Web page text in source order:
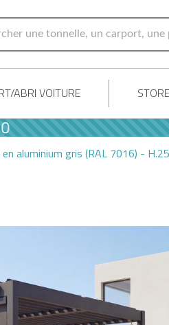
ABRI VOITURE
aluminium gris (RAL 7016) -